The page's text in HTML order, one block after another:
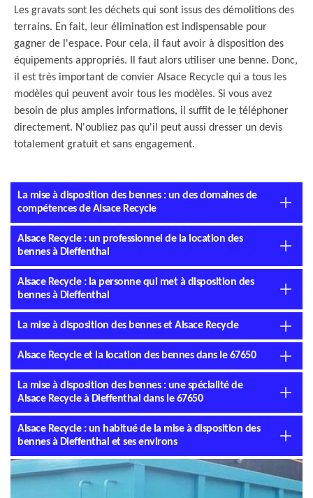
Les gravats sont les déchets qui sont issus des démolitions des
terrains. En fait, leur élimination est indispensable pour
gagner de l'espace. Pour cela, il faut avoir à disposition des
équipements appropriés. Il faut alors utiliser une benne. Donc,
il est très important de convier Alsace Recycle qui a tous les
modèles qui peuvent avoir tous les modèles. Si vous avez
besoin de plus amples informations, il suffit de le téléphoner
directement. N'oubliez pas qu'il peut aussi dresser un devis
totalement gratuit et sans engagement.
La mise à disposition des bennes : un des domaines de
compétences de Alsace Recycle
Alsace Recycle : un professionnel de la location des
bennes à Dieffenthal
Alsace Recycle : la personne qui met à disposition des
bennes à Dieffenthal
La mise à disposition des bennes et Alsace Recycle
Alsace Recycle et la location des bennes dans le 67650
La mise à disposition des bennes : une spécialité de
Alsace Recycle à Dieffenthal dans le 67650
Alsace Recycle : un habitué de la mise à disposition des
bennes à Dieffenthal et ses environs